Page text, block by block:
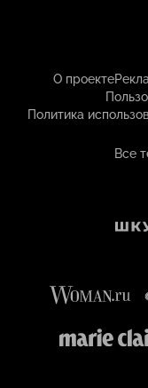
О проекте
Политика
Все